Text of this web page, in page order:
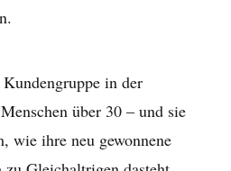
in der
über 30 – und sie
wie ihre neu gewonnene